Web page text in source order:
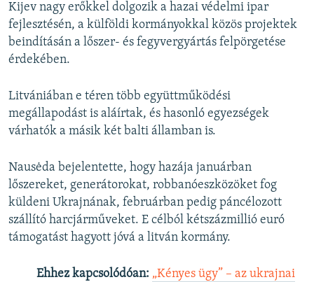
Kijev nagy erőkkel dolgozik a hazai védelmi ipar
fejlesztésén, a külföldi kormányokkal közös projektek
beindításán a lőszer- és fegyvergyártás felpörgetése
érdekében.
Litvániában e téren több együttműködési
megállapodást is aláírtak, és hasonló egyezségek
várhatók a másik két balti államban is.
Nausėda bejelentette, hogy hazája januárban
lőszereket, generátorokat, robbanóeszközöket fog
küldeni Ukrajnának, februárban pedig páncélozott
szállító harcjárműveket. E célból kétszázmillió euró
támogatást hagyott jóvá a litván kormány.
Ehhez kapcsolódóan: „Kényes ügy” – az ukrajnai